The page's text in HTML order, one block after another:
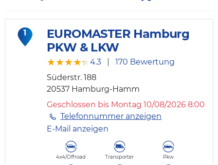
1
EUROMASTER Hamburg
PKW & LKW
★★★★★
★★★★★4.3 |170 Bewertung
Süderstr. 188
20537 Hamburg-Hamm
Geschlossen bis Montag 10/08/2026 8:00
Telefonnummer anzeigen
E-Mail anzeigen
4x4/Offroad Transporter Pkw